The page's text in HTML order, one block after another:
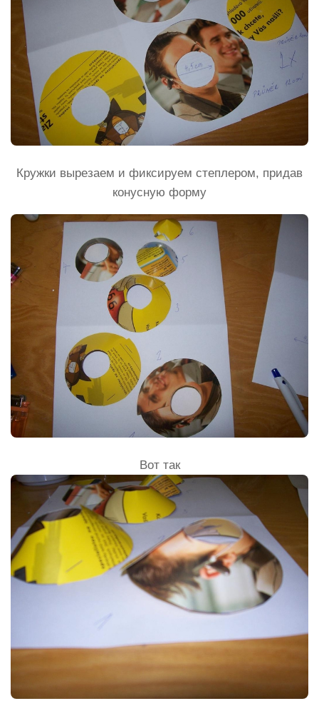
Кружки вырезаем и фиксируем степлером, придав
конусную форму
Вот так